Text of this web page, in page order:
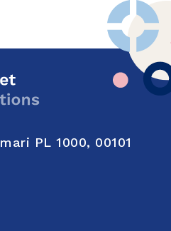
PL 1000, 00101